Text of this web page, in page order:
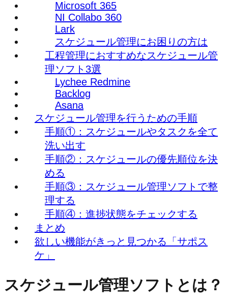
Microsoft 365
NI Collabo 360
Lark
スケジュール管理にお困りの方は
工程管理におすすめなスケジュール管
理ソフト3選
Lychee Redmine
Backlog
Asana
スケジュール管理を行うための手順
手順①：スケジュールやタスクを全て
洗い出す
手順②：スケジュールの優先順位を決
める
手順③：スケジュール管理ソフトで整
理する
手順④：進捗状態をチェックする
まとめ
欲しい機能がきっと見つかる「サポス
ケ」
スケジュール管理ソフトとは？